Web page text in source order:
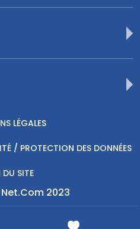
2023
LÉGALES
/ PROTECTION DES DONNÉES
DU SITE